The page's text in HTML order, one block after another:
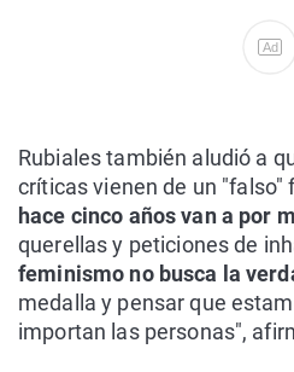
Ad
Rubiales también aludió a
críticas vienen de un "falso"
hace cinco años van a por
querellas y peticiones de
feminismo no busca la
medalla y pensar que
importan las personas",